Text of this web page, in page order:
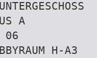
A
06
H-A3